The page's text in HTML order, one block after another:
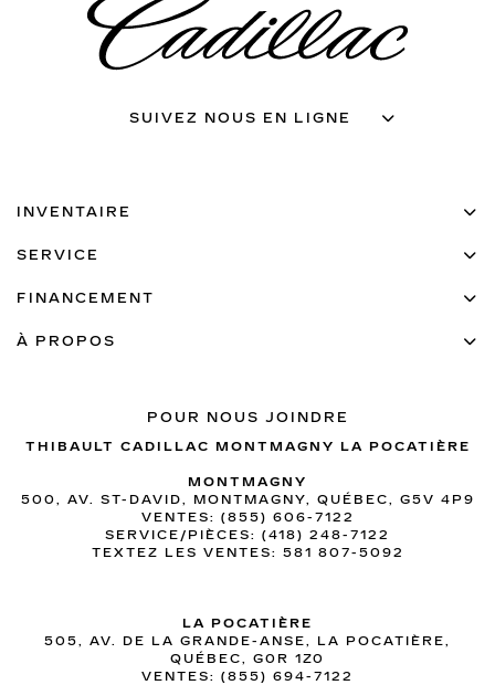
SUIVEZ NOUS EN LIGNE
POUR NOUS JOINDRE
THIBAULT CADILLAC MONTMAGNY LA POCATIÈRE
MONTMAGNY
500, AV. ST-DAVID, MONTMAGNY, QUÉBEC, G5V 4P9
VENTES: (855) 606-7122
SERVICE/PIÈCES: (418) 248-7122
TEXTEZ LES VENTES: 581 807-5092
LA POCATIÈRE
505, AV. DE LA GRANDE-ANSE, LA POCATIÈRE,
QUÉBEC, G0R 1Z0
VENTES: (855) 694-7122
INVENTAIRE
SERVICE
FINANCEMENT
À PROPOS